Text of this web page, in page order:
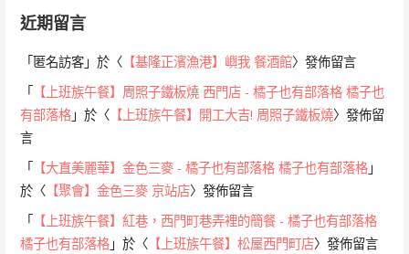
近期留言
「匿名訪客 」於〈 【基隆正濱漁港】嶼我 餐酒館〉發佈留言
「
【上班族午餐】周照子鐵板燒 西門店 - 橘子也有部落格 橘子也
有部落格 」於〈 【上班族午餐】開工大吉! 周照子鐵板燒〉發佈留
言
「
【大直美麗華】金色三麥 - 橘子也有部落格 橘子也有部落格 」
於〈 【聚會】金色三麥 京站店〉發佈留言
「
【上班族午餐】紅巷，西門町巷弄裡的簡餐 - 橘子也有部落格
橘子也有部落格 」於〈 【上班族午餐】松屋西門町店〉發佈留言